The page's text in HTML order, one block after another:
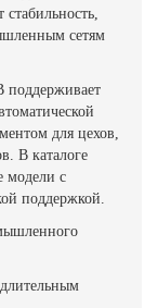
сетям
для цехов,
В каталоге
модели с
поддержкой.